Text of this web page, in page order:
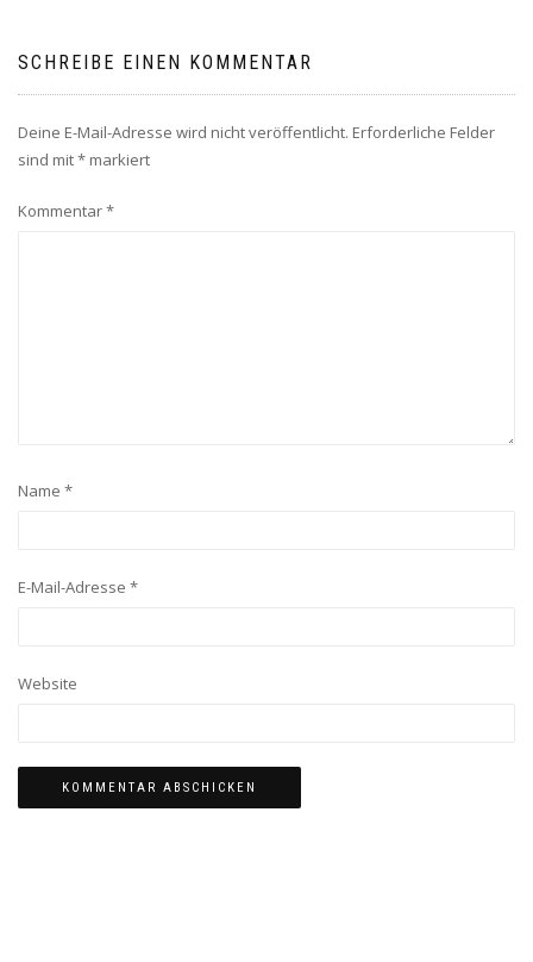
SCHREIBE EINEN KOMMENTAR
Deine E-Mail-Adresse wird nicht veröffentlicht. Erforderliche Felder
sind mit* markiert
Kommentar*
Name *
E-Mail-Adresse *
Website